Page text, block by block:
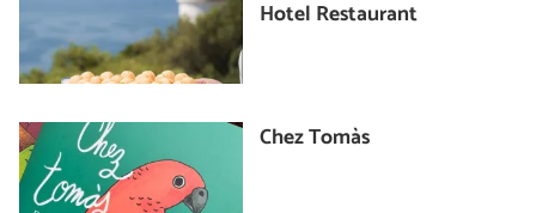
Hotel Restaurant
Chez Tomàs